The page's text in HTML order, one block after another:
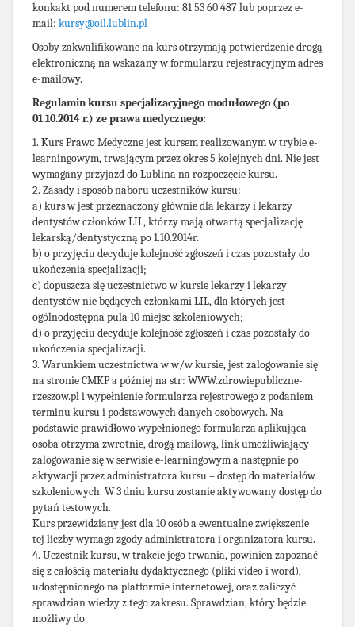
konkakt pod numerem telefonu: 81 53 60 487 lub poprzez e-
mail: kursy@oil.lublin.pl
Osoby zakwalifikowane na kurs otrzymają potwierdzenie drogą
elektroniczną na wskazany w formularzu rejestracyjnym adres
e-mailowy.
Regulamin kursu specjalizacyjnego modułowego (po
01.10.2014 r.) ze prawa medycznego:
1. Kurs Prawo Medyczne jest kursem realizowanym w trybie e-
learningowym, trwającym przez okres 5 kolejnych dni. Nie jest
wymagany przyjazd do Lublina na rozpoczęcie kursu.
2. Zasady i sposób naboru uczestników kursu:
a) kurs w jest przeznaczony głównie dla lekarzy i lekarzy
dentystów członków LIL, którzy mają otwartą specjalizację
lekarską/dentystyczną po 1.10.2014r.
b) o przyjęciu decyduje kolejność zgłoszeń i czas pozostały do
ukończenia specjalizacji;
c) dopuszcza się uczestnictwo w kursie lekarzy i lekarzy
dentystów nie będących członkami LIL, dla których jest
ogólnodostępna pula 10 miejsc szkoleniowych;
d) o przyjęciu decyduje kolejność zgłoszeń i czas pozostały do
ukończenia specjalizacji.
3. Warunkiem uczestnictwa w w/w kursie, jest zalogowanie się
na stronie CMKP a później na str: WWW.zdrowiepubliczne-
rzeszow.pl i wypełnienie formularza rejestrowego z podaniem
terminu kursu i podstawowych danych osobowych. Na
podstawie prawidłowo wypełnionego formularza aplikująca
osoba otrzyma zwrotnie, drogą mailową, link umożliwiający
zalogowanie się w serwisie e-learningowym a następnie po
aktywacji przez administratora kursu – dostęp do materiałów
szkoleniowych. W 3 dniu kursu zostanie aktywowany dostęp do
pytań testowych.
Kurs przewidziany jest dla 10 osób a ewentualne zwiększenie
tej liczby wymaga zgody administratora i organizatora kursu.
4. Uczestnik kursu, w trakcie jego trwania, powinien zapoznać
się z całością materiału dydaktycznego (pliki video i word),
udostępnionego na platformie internetowej, oraz zaliczyć
sprawdzian wiedzy z tego zakresu. Sprawdzian, który będzie
możliwy do